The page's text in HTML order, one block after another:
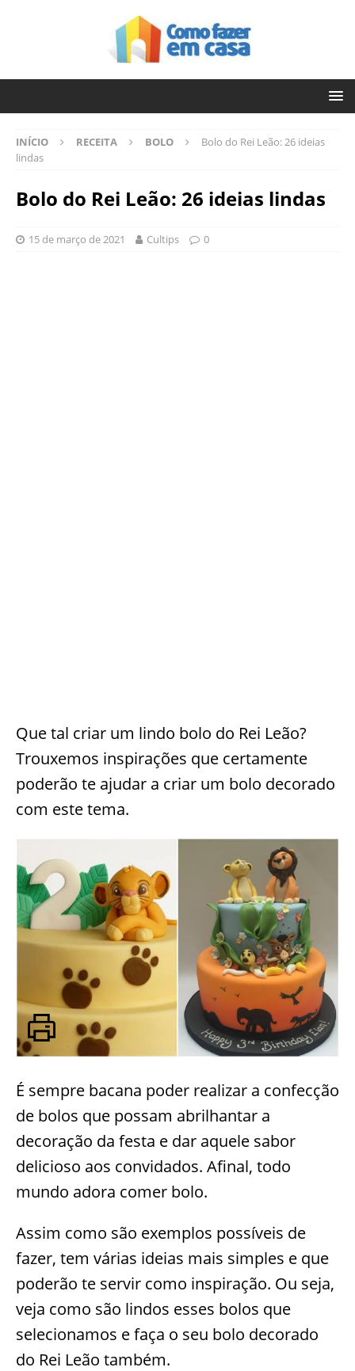
INÍCIO RECEITA BOLO
Bolo do Rei Leão: 26 ideias
lindas
Bolo do Rei Leão: 26 ideias lindas
15 de março de 2021 Cultips 0
Que tal criar um lindo bolo do Rei Leão?
Trouxemos inspirações que certamente
poderão te ajudar a criar um bolo decorado
com este tema.
É sempre bacana poder realizar a confecção
de bolos que possam abrilhantar a
decoração da festa e dar aquele sabor
delicioso aos convidados. Afinal, todo
mundo adora comer bolo.
Assim como são exemplos possíveis de
fazer, tem várias ideias mais simples e que
poderão te servir como inspiração. Ou seja,
veja como são lindos esses bolos que
selecionamos e faça o seu bolo decorado
do Rei Leão também.